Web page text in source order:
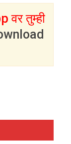
तुम्ही